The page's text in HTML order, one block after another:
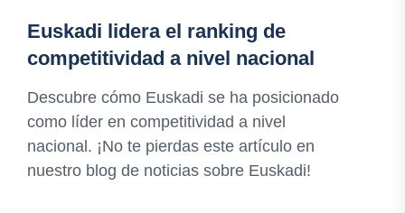
Euskadi lidera el ranking de
competitividad a nivel nacional
Descubre cómo Euskadi se ha posicionado
como líder en competitividad a nivel
nacional. ¡No te pierdas este artículo en
nuestro blog de noticias sobre Euskadi!